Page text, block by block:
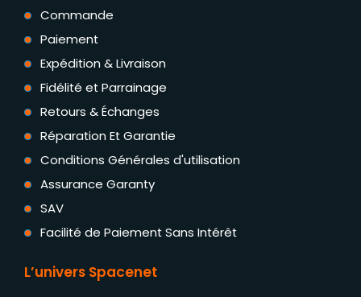
Commande
Paiement
Expédition & Livraison
Fidélité et Parrainage
Retours & Échanges
Réparation Et Garantie
Conditions Générales d'utilisation
Assurance Garanty
SAV
Facilité de Paiement Sans Intérêt
L’univers Spacenet